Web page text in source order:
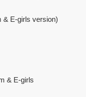
& E-girls version)
& E-girls